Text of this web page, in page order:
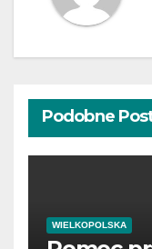
Podobne
WIELKOPOLSKA